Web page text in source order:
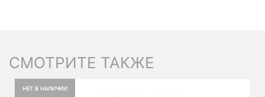
СМОТРИТЕ ТАКЖЕ
НЕТ В НАЛИЧИИ